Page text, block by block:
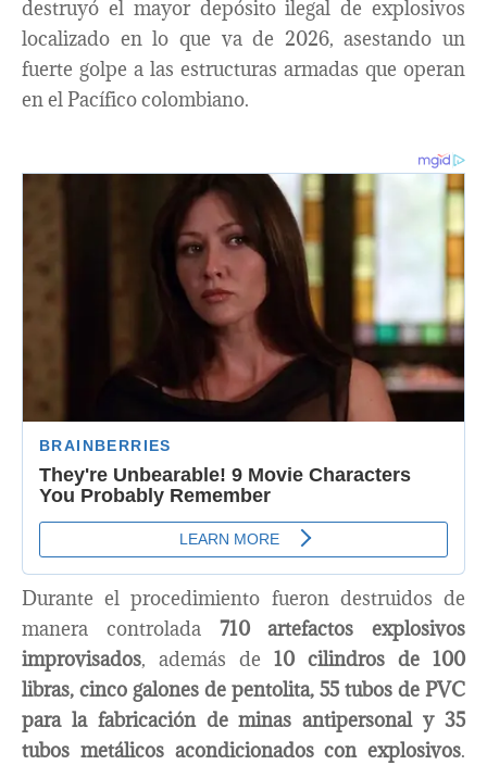
destruyó el mayor depósito ilegal de explosivos
localizado en lo que va de 2026, asestando un
fuerte golpe a las estructuras armadas que operan
en el Pacífico colombiano.
Durante el procedimiento fueron destruidos de
manera controlada 710 artefactos explosivos
improvisados, además de 10 cilindros de 100
libras, cinco galones de pentolita, 55 tubos de PVC
para la fabricación de minas antipersonal y 35
tubos metálicos acondicionados con explosivos.